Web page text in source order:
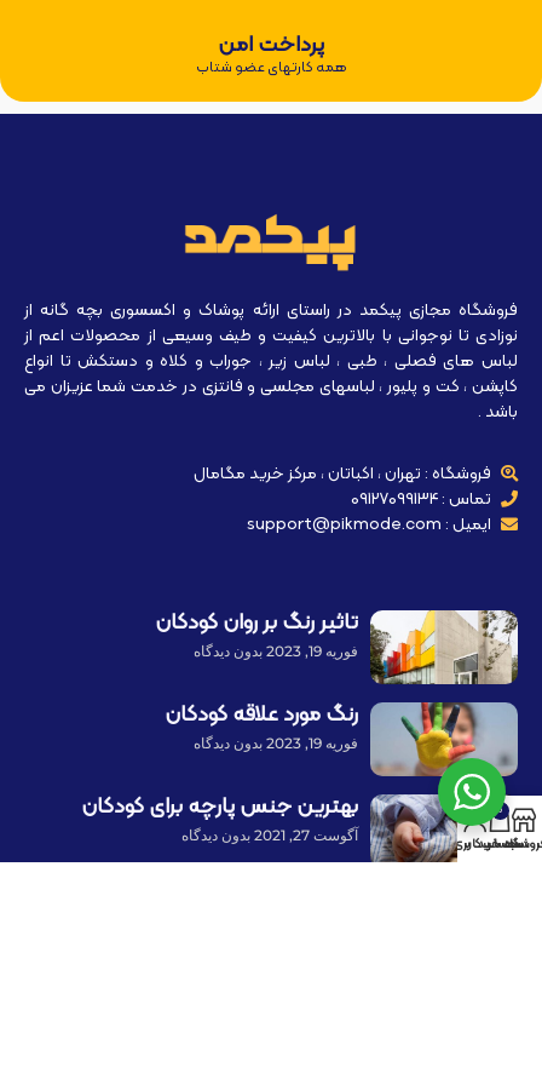
پرداخت امن
همه کارتهای عضو شتاب
فروشگاه مجازی پیکمد در راستای ارائه پوشاک و اکسسوری بچه گانه از
نوزادی تا نوجوانی با بالاترین کیفیت و طیف وسیعی از محصولات اعم از
لباس های فصلی ، طبی ، لباس زیر ، جوراب و کلاه و دستکش تا انواع
کاپشن ، کت و پلیور ، لباسهای مجلسی و فانتزی در خدمت شما عزیزان می
باشد .
فروشگاه : تهران ، اکباتان ، مرکز خرید مگامال
تماس : 09127099134
ایمیل : support@pikmode.com
تاثیر رنگ بر روان کودکان
فوریه 19, 2023 بدون دیدگاه
رنگ مورد علاقه کودکان
فوریه 19, 2023 بدون دیدگاه
بهترین جنس پارچه برای کودکان
آگوست 27, 2021 بدون دیدگاه
0
سبد خرید
حساب کاربری من